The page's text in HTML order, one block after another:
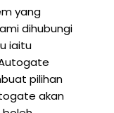
yang
dihubungi
iaitu
pilihan
akan